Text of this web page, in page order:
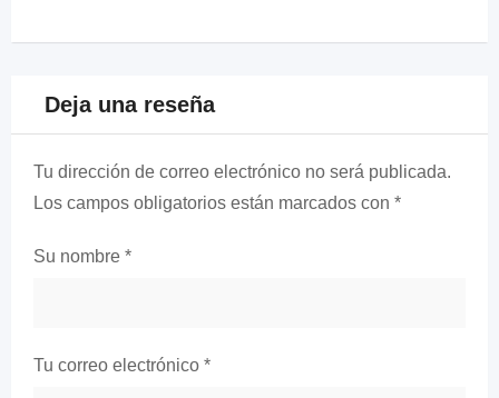
Deja una reseña
Tu dirección de correo electrónico no será publicada.
Los campos obligatorios están marcados con *
Su nombre *
Tu correo electrónico *